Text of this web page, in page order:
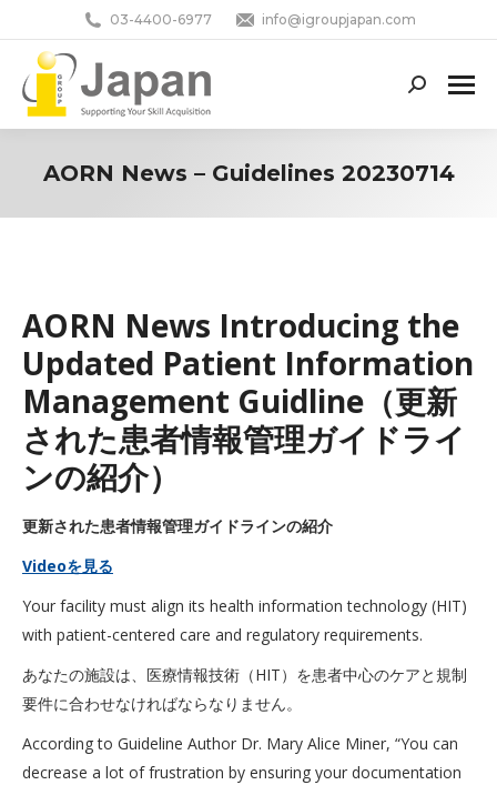
03-4400-6977 info@igroupjapan.com
Search:
AORN News – Guidelines 20230714
AORN News Introducing the
Updated Patient Information
Management Guidline（更新
された患者情報管理ガイドライ
ンの紹介）
更新された患者情報管理ガイドラインの紹介
Videoを見る
Your facility must align its health information technology (HIT)
with patient-centered care and regulatory requirements.
あなたの施設は、医療情報技術（HIT）を患者中心のケアと規制
要件に合わせなければならなりません。
According to Guideline Author Dr. Mary Alice Miner, “You can
decrease a lot of frustration by ensuring your documentation